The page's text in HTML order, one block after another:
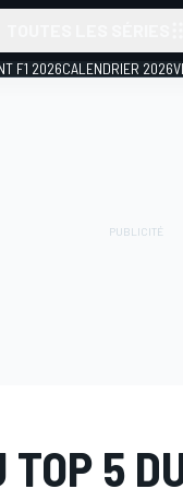
F1 2026CALENDRIER 2026
TOP 5